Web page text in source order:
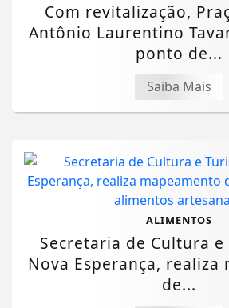
Com revitalização,
Antônio Laurentino
ponto de...
Saiba Mais
ALIMENTOS
Secretaria de Cultura e
Nova Esperança, realiza
de...